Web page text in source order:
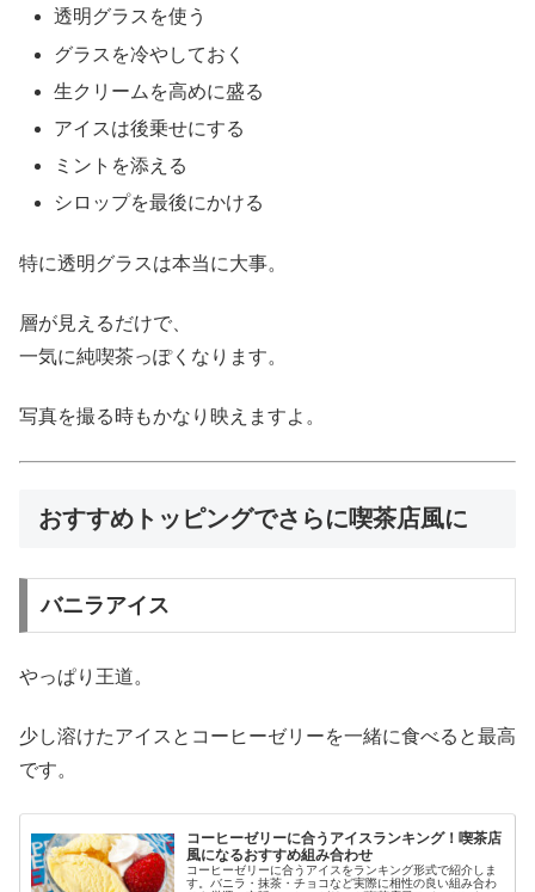
透明グラスを使う
グラスを冷やしておく
生クリームを高めに盛る
アイスは後乗せにする
ミントを添える
シロップを最後にかける
特に透明グラスは本当に大事。
層が見えるだけで、
一気に純喫茶っぽくなります。
写真を撮る時もかなり映えますよ。
おすすめトッピングでさらに喫茶店風に
バニラアイス
やっぱり王道。
少し溶けたアイスとコーヒーゼリーを一緒に食べると最高
です。
コーヒーゼリーに合うアイスランキング！喫茶店
風になるおすすめ組み合わせ
コーヒーゼリーに合うアイスをランキング形式で紹介しま
す。バニラ・抹茶・チョコなど実際に相性の良い組み合わ